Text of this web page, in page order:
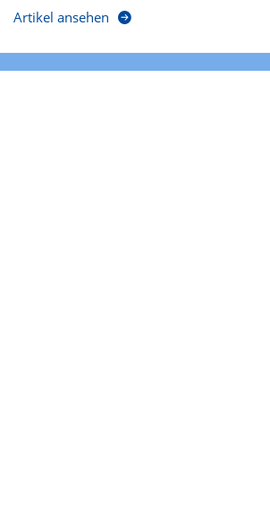
Artikel ansehen